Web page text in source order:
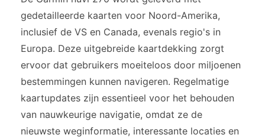
gedetailleerde kaarten voor Noord-Amerika,
inclusief de VS en Canada, evenals regio's in
Europa. Deze uitgebreide kaartdekking zorgt
ervoor dat gebruikers moeiteloos door miljoenen
bestemmingen kunnen navigeren. Regelmatige
kaartupdates zijn essentieel voor het behouden
van nauwkeurige navigatie, omdat ze de
nieuwste weginformatie, interessante locaties en